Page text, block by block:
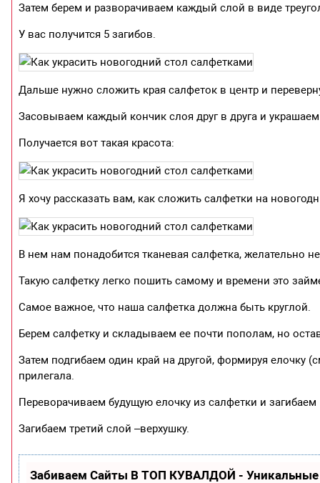
Затем берем и разворачиваем каждый слой в виде
У вас получится 5 загибов.
Дальше нужно сложить края салфеток в центр и
Засовываем каждый кончик слоя друг в друга и
Получается вот такая красота:
Я хочу рассказать вам, как сложить салфетки на
В нем нам понадобится тканевая салфетка, желательно
Такую салфетку легко пошить самому и времени это
Самое важное, что наша салфетка должна быть круглой.
Берем салфетку и складываем ее почти пополам, но
Затем подгибаем один край на другой, формируя елочку
прилегала.
Переворачиваем будущую елочку из салфетки и
Загибаем третий слой –верхушку.
Забиваем Сайты В ТОП КУВАЛДОЙ - Уникальные